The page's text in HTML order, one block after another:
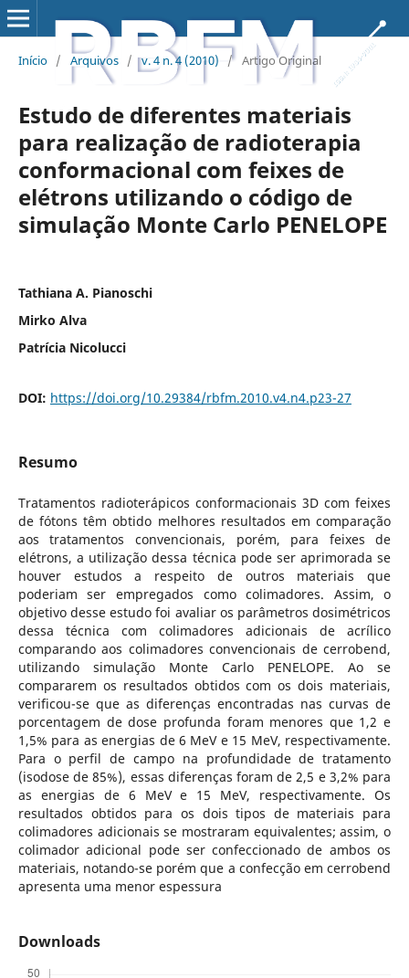
Início / Arquivos / v. 4 n. 4 (2010) / Artigo Original
Estudo de diferentes materiais
para realização de radioterapia
conformacional com feixes de
elétrons utilizando o código de
simulação Monte Carlo PENELOPE
Tathiana A. Pianoschi
Mirko Alva
Patrícia Nicolucci
DOI: https://doi.org/10.29384/rbfm.2010.v4.n4.p23-27
Resumo
Tratamentos radioterápicos conformacionais 3D com feixes
de fótons têm obtido melhores resultados em comparação
aos tratamentos convencionais, porém, para feixes de
elétrons, a utilização dessa técnica pode ser aprimorada se
houver estudos a respeito de outros materiais que
poderiam ser empregados como colimadores. Assim, o
objetivo desse estudo foi avaliar os parâmetros dosimétricos
dessa técnica com colimadores adicionais de acrílico
comparando aos colimadores convencionais de cerrobend,
utilizando simulação Monte Carlo PENELOPE. Ao se
compararem os resultados obtidos com os dois materiais,
verificou-se que as diferenças encontradas nas curvas de
porcentagem de dose profunda foram menores que 1,2 e
1,5% para as energias de 6 MeV e 15 MeV, respectivamente.
Para o perfil de campo na profundidade de tratamento
(isodose de 85%), essas diferenças foram de 2,5 e 3,2% para
as energias de 6 MeV e 15 MeV, respectivamente. Os
resultados obtidos para os dois tipos de materiais para
colimadores adicionais se mostraram equivalentes; assim, o
colimador adicional pode ser confeccionado de ambos os
materiais, notando-se porém que a confecção em cerrobend
apresenta uma menor espessura
Downloads